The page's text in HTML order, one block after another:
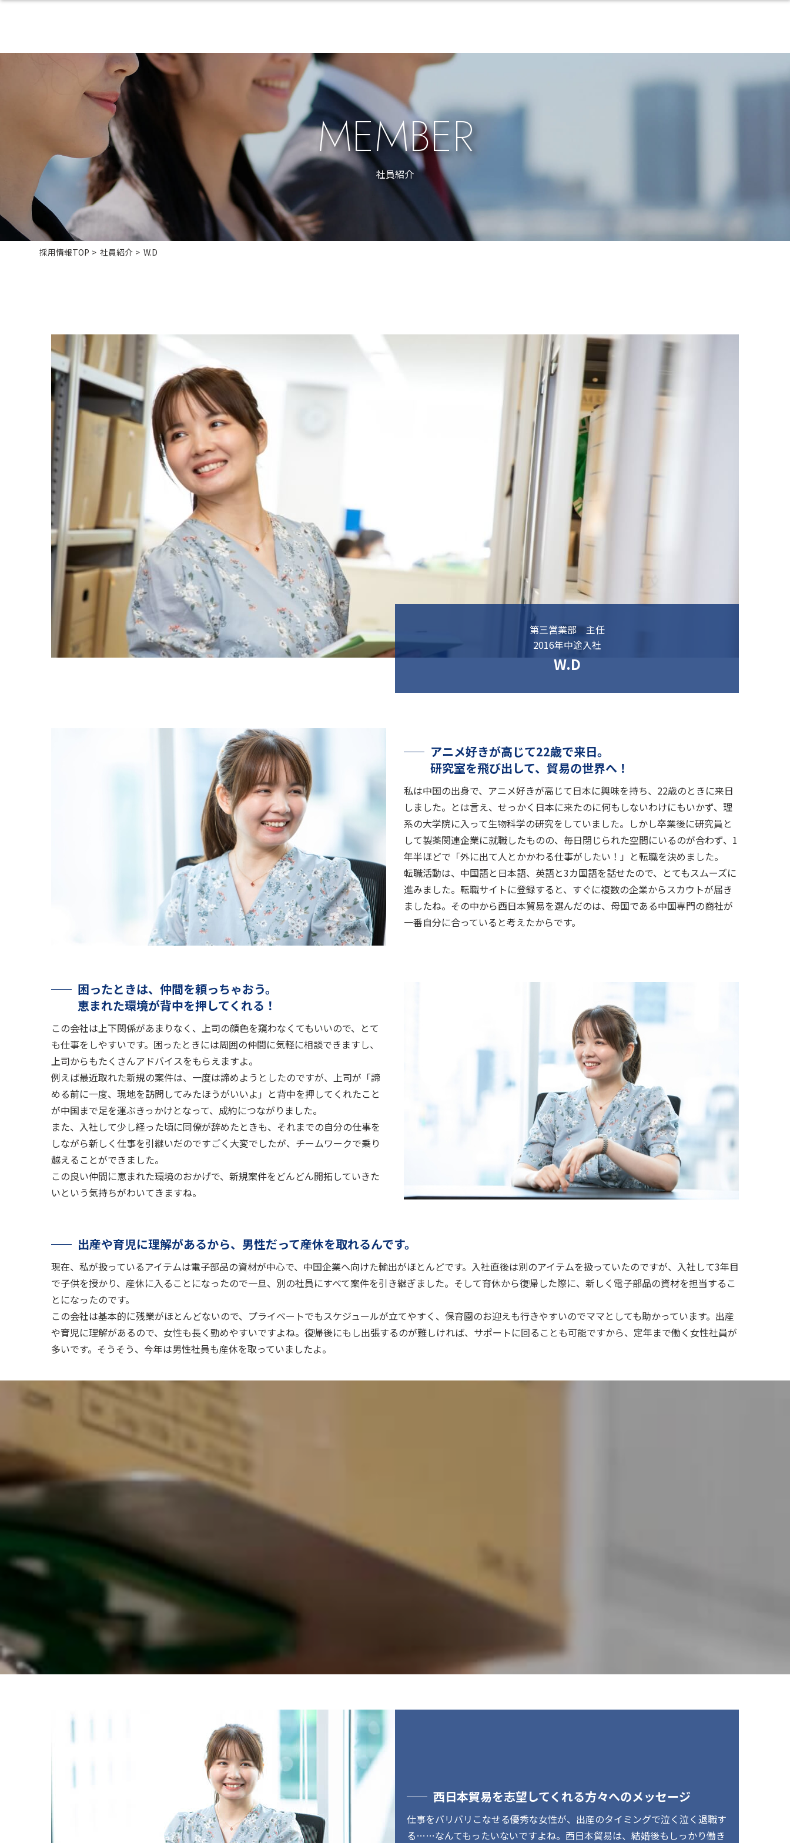
MEMBER
社員紹介
採用情報TOP 社員紹介 W.D
第三営業部 主任
2016年中途入社
W.D
アニメ好きが高じて22歳で来日。
研究室を飛び出して、貿易の世界へ！
私は中国の出身で、アニメ好きが高じて日本に興味を持ち、22歳のときに来日
しました。とは言え、せっかく日本に来たのに何もしないわけにもいかず、理
系の大学院に入って生物科学の研究をしていました。しかし卒業後に研究員と
して製薬関連企業に就職したものの、毎日閉じられた空間にいるのが合わず、1
年半ほどで「外に出て人とかかわる仕事がしたい！」と転職を決めました。
転職活動は、中国語と日本語、英語と3カ国語を話せたので、とてもスムーズに
進みました。転職サイトに登録すると、すぐに複数の企業からスカウトが届き
ましたね。その中から西日本貿易を選んだのは、母国である中国専門の商社が
一番自分に合っていると考えたからです。
困ったときは、仲間を頼っちゃおう。
恵まれた環境が背中を押してくれる！
この会社は上下関係があまりなく、上司の顔色を窺わなくてもいいので、とて
も仕事をしやすいです。困ったときには周囲の仲間に気軽に相談できますし、
上司からもたくさんアドバイスをもらえますよ。
例えば最近取れた新規の案件は、一度は諦めようとしたのですが、上司が「諦
める前に一度、現地を訪問してみたほうがいいよ」と背中を押してくれたこと
が中国まで足を運ぶきっかけとなって、成約につながりました。
また、入社して少し経った頃に同僚が辞めたときも、それまでの自分の仕事を
しながら新しく仕事を引継いだのですごく大変でしたが、チームワークで乗り
越えることができました。
この良い仲間に恵まれた環境のおかげで、新規案件をどんどん開拓していきた
いという気持ちがわいてきますね。
出産や育児に理解があるから、 男性だって産休を取れるんです。
現在、私が扱っているアイテムは電子部品の資材が中心で、中国企業へ向けた輸出がほとんどです。入社直後は別のアイテムを扱っていたのですが、入社して3年目
で子供を授かり、産休に入ることになったので一旦、別の社員にすべて案件を引き継ぎました。そして育休から復帰した際に、新しく電子部品の資材を担当するこ
とになったのです。
この会社は基本的に残業がほとんどないので、プライベートでもスケジュールが立てやすく、保育園のお迎えも行きやすいのでママとしても助かっています。出産
や育児に理解があるので、女性も長く勤めやすいですよね。復帰後にもし出張するのが難しければ、サポートに回ることも可能ですから、定年まで働く女性社員が
多いです。そうそう、今年は男性社員も産休を取っていましたよ。
西日本貿易を志望してくれる方々へのメッセージ
仕事をバリバリこなせる優秀な女性が、出産のタイミングで泣く泣く退職す
る……なんてもったいないですよね。西日本貿易は、結婚後もしっかり働き